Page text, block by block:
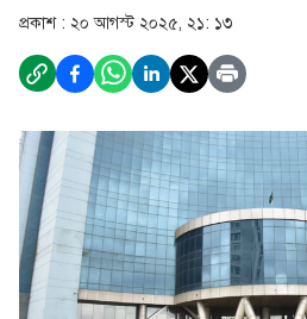
প্রকাশ : ২০ আগস্ট ২০২৫, ২১: ১৩